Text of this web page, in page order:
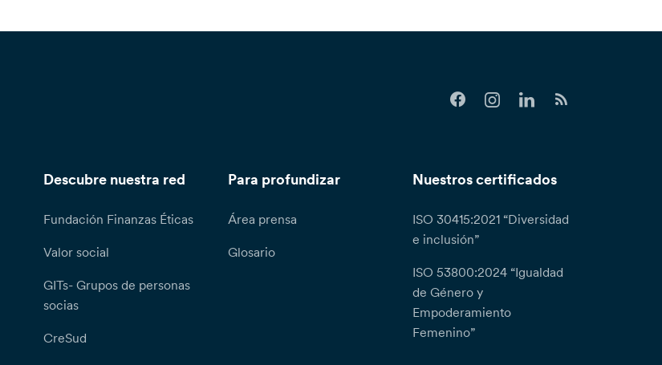
Descubre nuestra red
Fundación Finanzas Éticas
Valor social
GITs- Grupos de personas
socias
CreSud
Para profundizar
Área prensa
Glosario
Nuestros certificados
ISO 30415:2021 “Diversidad
e inclusión”
ISO 53800:2024 “Igualdad
de Género y
Empoderamiento
Femenino”